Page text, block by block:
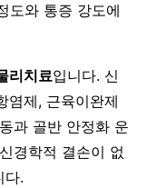
도와 통증 강도에
리치료입니다. 신
염제, 근육이완제
과 골반 안정화 운
경학적 결손이 없
다.